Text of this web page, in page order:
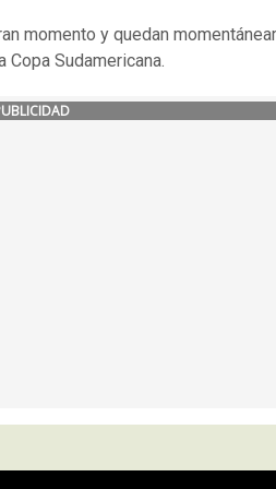
momento y quedan
Sudamericana.